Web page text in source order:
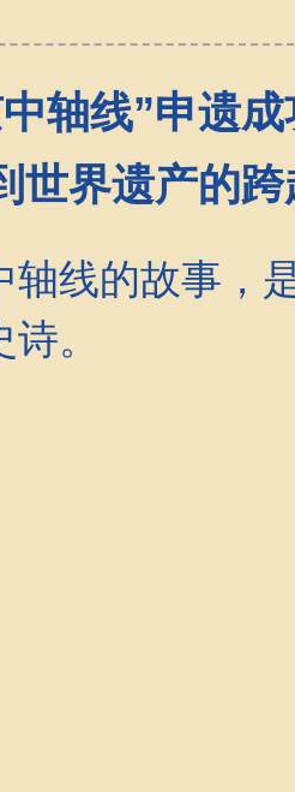
轴线”申遗
世界遗产的跨
轴线的故事，
。